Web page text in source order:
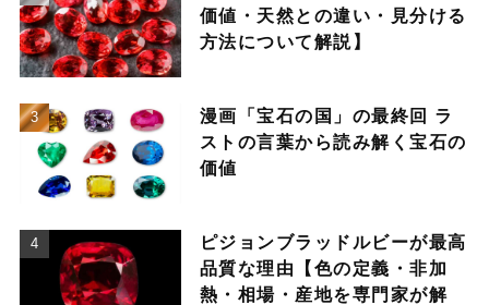
価値・天然との違い・見分ける
方法について解説】
漫画「宝石の国」の最終回 ラ
ストの言葉から読み解く宝石の
価値
ピジョンブラッドルビーが最高
品質な理由【色の定義・非加
熱・相場・産地を専門家が解